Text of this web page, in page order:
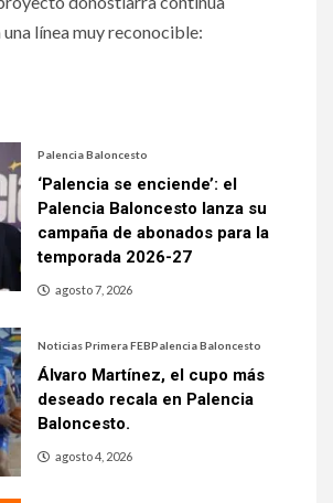
línea muy reconocible:
Palencia Baloncesto
‘Palencia se enciende’: el
Palencia Baloncesto lanza su
campaña de abonados para la
temporada 2026-27
agosto 7, 2026
Noticias Primera FEBPalencia Baloncesto
Álvaro Martínez, el cupo más
deseado recala en Palencia
Baloncesto.
agosto 4, 2026